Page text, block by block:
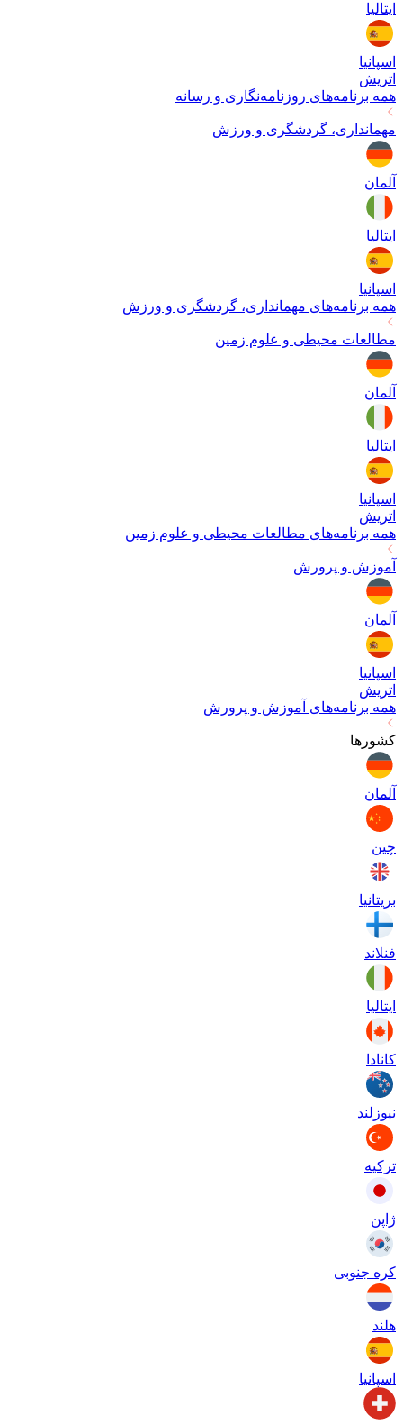
ایتالیا
اسپانیا
اتریش
همه برنامه‌های روزنامه‌نگاری و رسانه
مهمانداری، گردشگری و ورزش
آلمان
ایتالیا
اسپانیا
همه برنامه‌های مهمانداری، گردشگری و ورزش
مطالعات محیطی و علوم زمین
آلمان
ایتالیا
اسپانیا
اتریش
همه برنامه‌های مطالعات محیطی و علوم زمین
آموزش و پرورش
آلمان
اسپانیا
اتریش
همه برنامه‌های آموزش و پرورش
کشورها
آلمان
چین
بریتانیا
فنلاند
ایتالیا
کانادا
نیوزلند
ترکیه
ژاپن
کره جنوبی
هلند
اسپانیا